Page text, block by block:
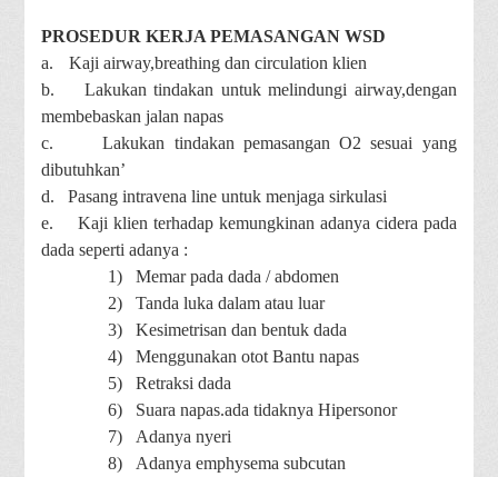
PROSEDUR KERJA PEMASANGAN WSD
a.
Kaji airway,breathing dan circulation klien
b.
Lakukan tindakan untuk melindungi airway,dengan
membebaskan jalan napas
c.
Lakukan tindakan pemasangan O2 sesuai yang
dibutuhkan’
d.
Pasang intravena line untuk menjaga sirkulasi
e.
Kaji klien terhadap kemungkinan adanya cidera pada
dada seperti adanya :
1)
Memar pada dada / abdomen
2)
Tanda luka dalam atau luar
3)
Kesimetrisan dan bentuk dada
4)
Menggunakan otot Bantu napas
5)
Retraksi dada
6)
Suara napas.ada tidaknya Hipersonor
7)
Adanya nyeri
8)
Adanya emphysema subcutan